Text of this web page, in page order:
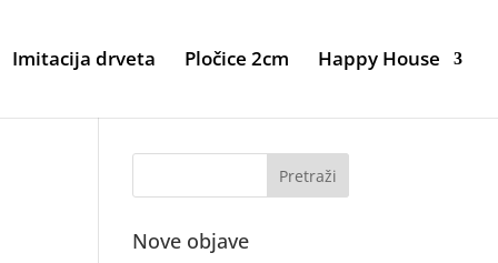
Imitacija drveta Pločice 2cm Happy House
Nove objave